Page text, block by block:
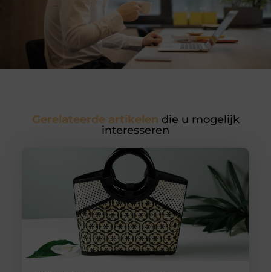
Gerelateerde artikelen die u mogelijk
interesseren